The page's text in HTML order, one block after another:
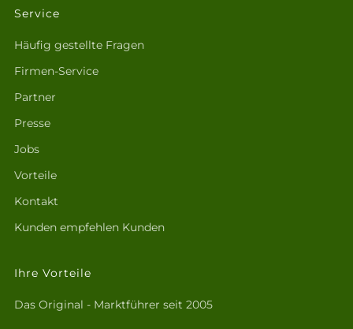
Service
Häufig gestellte Fragen
Firmen-Service
Partner
Presse
Jobs
Vorteile
Kontakt
Kunden empfehlen Kunden
Ihre Vorteile
Das Original - Marktführer seit 2005